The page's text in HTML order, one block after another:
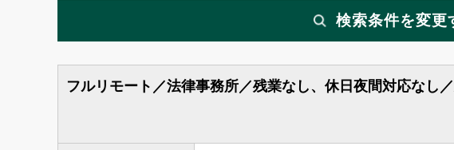
検索条件を変更
企業求人で探す
フルリモート／法律事務所／残業なし、休日夜間対応なし